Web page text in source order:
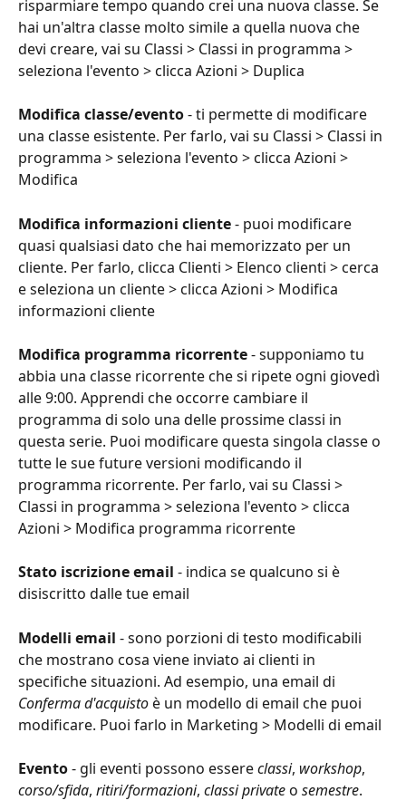
risparmiare tempo quando crei una nuova classe. Se
hai un'altra classe molto simile a quella nuova che
devi creare, vai su Classi > Classi in programma >
seleziona l'evento > clicca Azioni > Duplica
Modifica classe/evento - ti permette di modificare
una classe esistente. Per farlo, vai su Classi > Classi in
programma > seleziona l'evento > clicca Azioni >
Modifica
Modifica informazioni cliente - puoi modificare
quasi qualsiasi dato che hai memorizzato per un
cliente. Per farlo, clicca Clienti > Elenco clienti > cerca
e seleziona un cliente > clicca Azioni > Modifica
informazioni cliente
Modifica programma ricorrente - supponiamo tu
abbia una classe ricorrente che si ripete ogni giovedì
alle 9:00. Apprendi che occorre cambiare il
programma di solo una delle prossime classi in
questa serie. Puoi modificare questa singola classe o
tutte le sue future versioni modificando il
programma ricorrente. Per farlo, vai su Classi >
Classi in programma > seleziona l'evento > clicca
Azioni > Modifica programma ricorrente
Stato iscrizione email - indica se qualcuno si è
disiscritto dalle tue email
Modelli email - sono porzioni di testo modificabili
che mostrano cosa viene inviato ai clienti in
specifiche situazioni. Ad esempio, una email di
Conferma d'acquisto è un modello di email che puoi
modificare. Puoi farlo in Marketing > Modelli di email
Evento - gli eventi possono essere classi, workshop,
corso/sfida, ritiri/formazioni, classi private o semestre.